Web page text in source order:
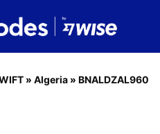
» Algeria » BNALDZAL960